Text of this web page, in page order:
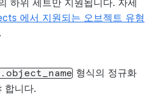
TRUE
에서 지원되는 오브젝트 유형
형식의 정규화
합니다.